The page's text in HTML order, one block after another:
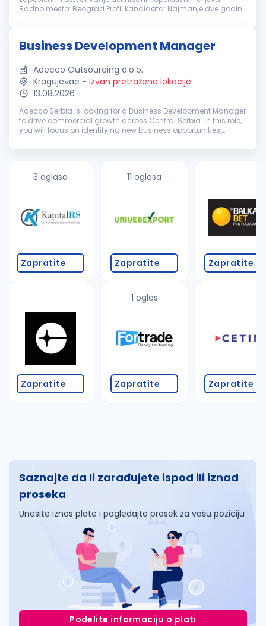
Radno mesto: Beograd Profil kandidata: Najmanje dve godine
Business Development Manager
Adecco Outsourcing d.o.o.
Kragujevac - Izvan pretražene lokacije
13.08.2026
Adecco Serbia is looking for a Business Development Manager
to drive commercial growth across Central Serbia. In this role,
you will focus on identifying new business opportunities,
helping organ...
3 oglasa
Zapratite
Zapratite
11 oglasa
Zapratite
1 oglas
Zapratite
Zapratite
Zapratite
Saznajte da li zarađujete ispod ili iznad
proseka
Unesite iznos plate i pogledajte prosek za vašu poziciju
Podelite informaciju o plati